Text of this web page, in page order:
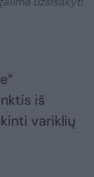
iš
variklių